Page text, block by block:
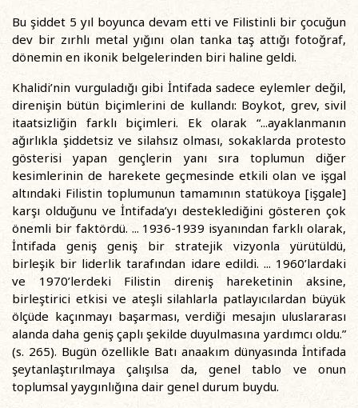
Bu şiddet 5 yıl boyunca devam etti ve Filistinli bir çocuğun
dev bir zırhlı metal yığını olan tanka taş attığı fotoğraf,
dönemin en ikonik belgelerinden biri haline geldi.
Khalidi’nin vurguladığı gibi İntifada sadece eylemler değil,
direnişin bütün biçimlerini de kullandı: Boykot, grev, sivil
itaatsizliğin farklı biçimleri. Ek olarak “...ayaklanmanın
ağırlıkla şiddetsiz ve silahsız olması, sokaklarda protesto
gösterisi yapan gençlerin yanı sıra toplumun diğer
kesimlerinin de harekete geçmesinde etkili olan ve işgal
altındaki Filistin toplumunun tamamının statükoya [işgale]
karşı olduğunu ve İntifada’yı desteklediğini gösteren çok
önemli bir faktördü. ... 1936-1939 isyanından farklı olarak,
İntifada geniş geniş bir stratejik vizyonla yürütüldü,
birleşik bir liderlik tarafından idare edildi. ... 1960’lardaki
ve 1970’lerdeki Filistin direniş hareketinin aksine,
birleştirici etkisi ve ateşli silahlarla patlayıcılardan büyük
ölçüde kaçınmayı başarması, verdiği mesajın uluslararası
alanda daha geniş çaplı şekilde duyulmasına yardımcı oldu.”
(s. 265). Bugün özellikle Batı anaakım dünyasında İntifada
şeytanlaştırılmaya çalışılsa da, genel tablo ve onun
toplumsal yaygınlığına dair genel durum buydu.